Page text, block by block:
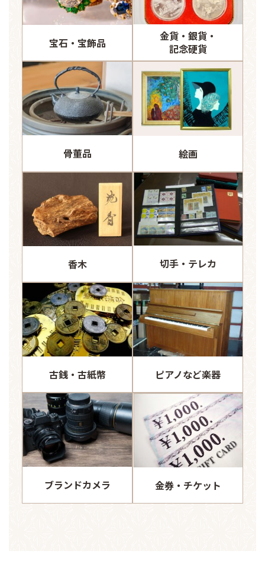
宝石・宝飾品
金貨・銀貨・
記念硬貨
骨董品 絵画
香木 切手・テレカ
古銭・古紙幣 ピアノなど楽器
ブランドカメラ 金券・チケット